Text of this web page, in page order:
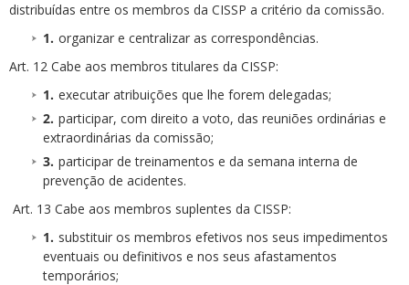
distribuídas entre os membros da CISSP a critério da comissão.
organizar e centralizar as correspondências.
Art. 12 Cabe aos membros titulares da CISSP:
executar atribuições que lhe forem delegadas;
participar, com direito a voto, das reuniões ordinárias e
extraordinárias da comissão;
participar de treinamentos e da semana interna de
prevenção de acidentes.
Art. 13 Cabe aos membros suplentes da CISSP:
substituir os membros efetivos nos seus impedimentos
eventuais ou definitivos e nos seus afastamentos
temporários;